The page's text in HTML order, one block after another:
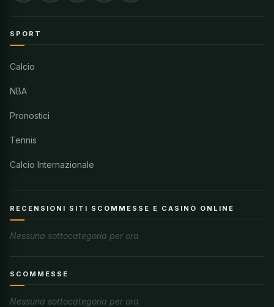
SPORT
Calcio
NBA
Pronostici
Tennis
Calcio Internazionale
RECENSIONI SITI SCOMMESSE E CASINÒ ONLINE
Nessuna sottocategoria per ora
SCOMMESSE
Nessuna sottocategoria per ora